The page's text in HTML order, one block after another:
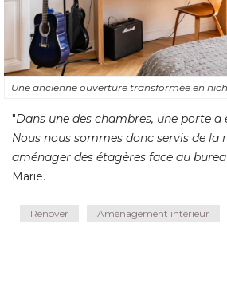
Une ancienne ouverture transformée en
"Dans une des chambres, une porte a
Nous nous sommes donc servis de la
aménager des étagères face au
Marie.
Rénover Aménagement intérieur